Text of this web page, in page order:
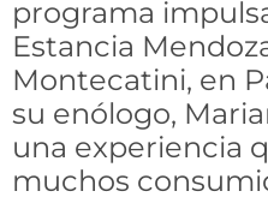
programa
Estancia
Montecatini, en
su enólogo,
una experiencia
muchos